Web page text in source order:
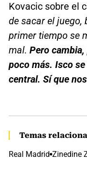
Kovacic sobre el
de sacar el juego,
primer tiempo se
mal. Pero
poco más. Isco
central. Sí que
Temas
Real Madrid Zinedine